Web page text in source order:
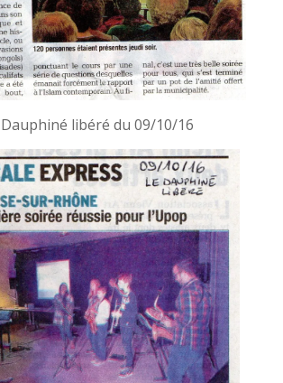
libéré du 09/10/16